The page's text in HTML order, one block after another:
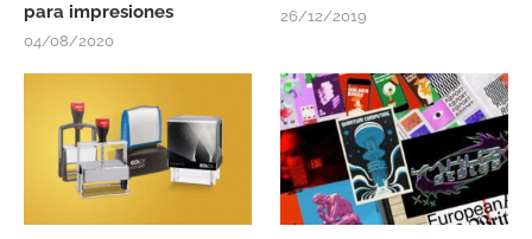
para impresiones
04/08/2020
26/12/2019